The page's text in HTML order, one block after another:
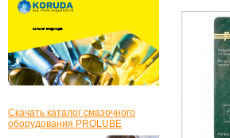
Скачать каталог смазочного
оборудования PROLUBE